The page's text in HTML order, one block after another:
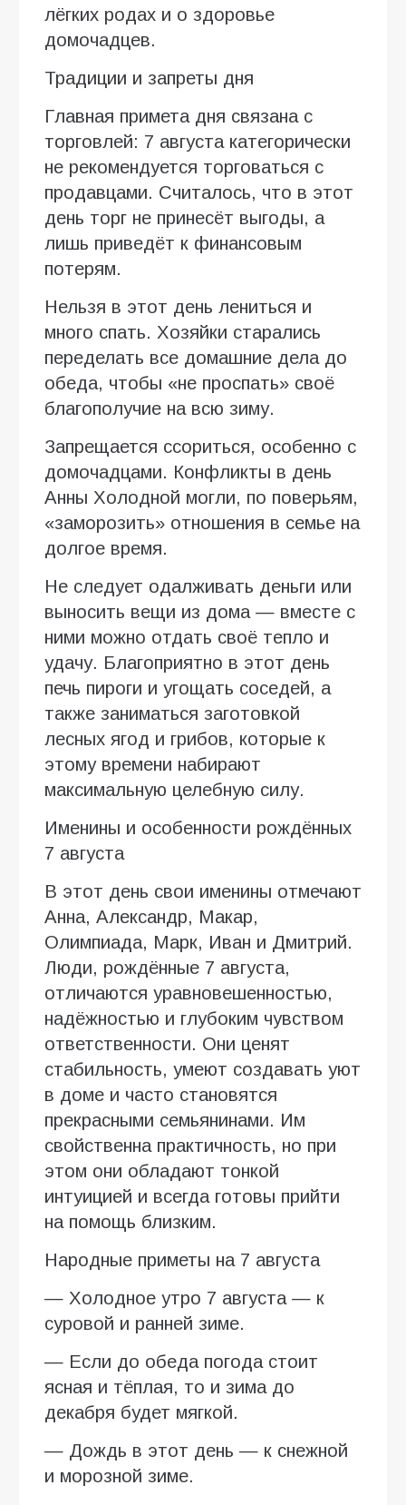
лёгких родах и о здоровье
домочадцев.
Традиции и запреты дня
Главная примета дня связана с
торговлей: 7 августа категорически
не рекомендуется торговаться с
продавцами. Считалось, что в этот
день торг не принесёт выгоды, а
лишь приведёт к финансовым
потерям.
Нельзя в этот день лениться и
много спать. Хозяйки старались
переделать все домашние дела до
обеда, чтобы «не проспать» своё
благополучие на всю зиму.
Запрещается ссориться, особенно с
домочадцами. Конфликты в день
Анны Холодной могли, по поверьям,
«заморозить» отношения в семье на
долгое время.
Не следует одалживать деньги или
выносить вещи из дома — вместе с
ними можно отдать своё тепло и
удачу. Благоприятно в этот день
печь пироги и угощать соседей, а
также заниматься заготовкой
лесных ягод и грибов, которые к
этому времени набирают
максимальную целебную силу.
Именины и особенности рождённых
7 августа
В этот день свои именины отмечают
Анна, Александр, Макар,
Олимпиада, Марк, Иван и Дмитрий.
Люди, рождённые 7 августа,
отличаются уравновешенностью,
надёжностью и глубоким чувством
ответственности. Они ценят
стабильность, умеют создавать уют
в доме и часто становятся
прекрасными семьянинами. Им
свойственна практичность, но при
этом они обладают тонкой
интуицией и всегда готовы прийти
на помощь близким.
Народные приметы на 7 августа
— Холодное утро 7 августа — к
суровой и ранней зиме.
— Если до обеда погода стоит
ясная и тёплая, то и зима до
декабря будет мягкой.
— Дождь в этот день — к снежной
и морозной зиме.